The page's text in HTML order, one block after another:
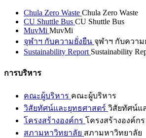
Chula Zero Waste Chula Zero Waste
CU Shuttle Bus CU Shuttle Bus
MuvMi MuvMi
จุฬาฯ กับความยั่งยืน จุฬาฯ กับความ
Sustainability Report Sustainability
การบริหาร
คณะผู้บริหาร คณะผู้บริหาร
วิสัยทัศน์และยุทธศาสตร์ วิสัยทัศน์แ
โครงสร้างองค์กร โครงสร้างองค์กร
สภามหาวิทยาลัย สภามหาวิทยาลัย